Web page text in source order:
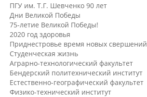
ПГУ им. Т.Г. Шевченко 90 лет
Дни Великой Победы
75-летие Великой Победы!
2020 год здоровья
Приднестровье время новых свершений
Студенческая жизнь
Аграрно-технологический факультет
Бендерский политехнический институт
Естественно-географический факультет
Физико-технический институт